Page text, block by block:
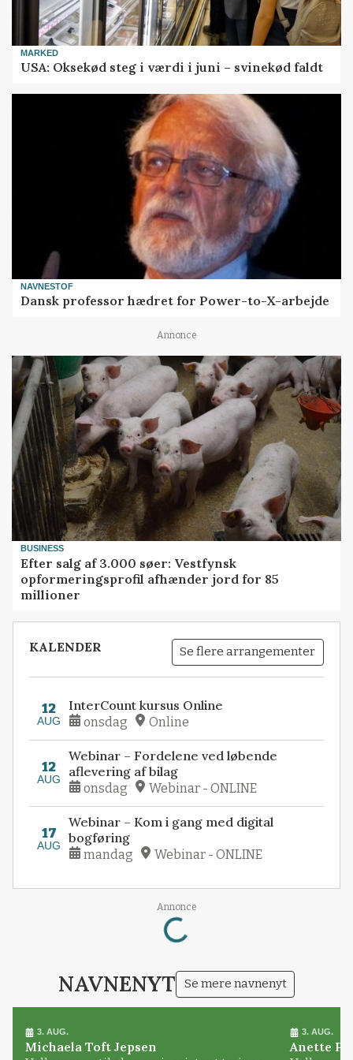
MARKED
USA: Oksekød steg i værdi i juni – svinekød faldt
NAVNESTOF
Dansk professor hædret for Power-to-X-arbejde
Annonce
BUSINESS
Efter salg af 3.000 søer: Vestfynsk
opformeringsprofil afhænder jord for 85
millioner
KALENDER Se flere arrangementer
12
AUG
InterCount kursus Online
onsdag Online
12
AUG
Webinar – Fordelene ved løbende
aflevering af bilag
onsdag Webinar - ONLINE
17
AUG
Webinar – Kom i gang med digital
bogføring
mandag Webinar - ONLINE
Annonce
Loading...
NAVNENYT Se mere navnenyt
3. AUG.
Michaela Toft Jepsen
3. AUG.
Anette